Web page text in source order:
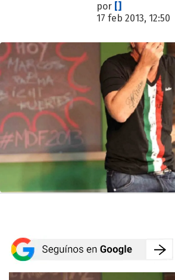
por []
17 feb 2013, 12:50